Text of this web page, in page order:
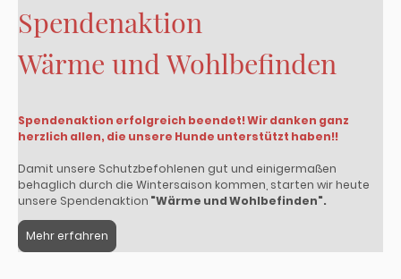
Spendenaktion
Wärme und Wohlbefinden
Spendenaktion erfolgreich beendet! Wir danken ganz
herzlich allen, die unsere Hunde unterstützt haben!!
Damit unsere Schutzbefohlenen gut und einigermaßen
behaglich durch die Wintersaison kommen, starten wir heute
unsere Spendenaktion "Wärme und Wohlbefinden".
Mehr erfahren